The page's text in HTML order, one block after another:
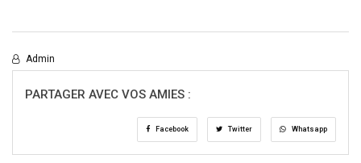
Admin
PARTAGER AVEC VOS AMIES :
Facebook Twitter Whatsapp